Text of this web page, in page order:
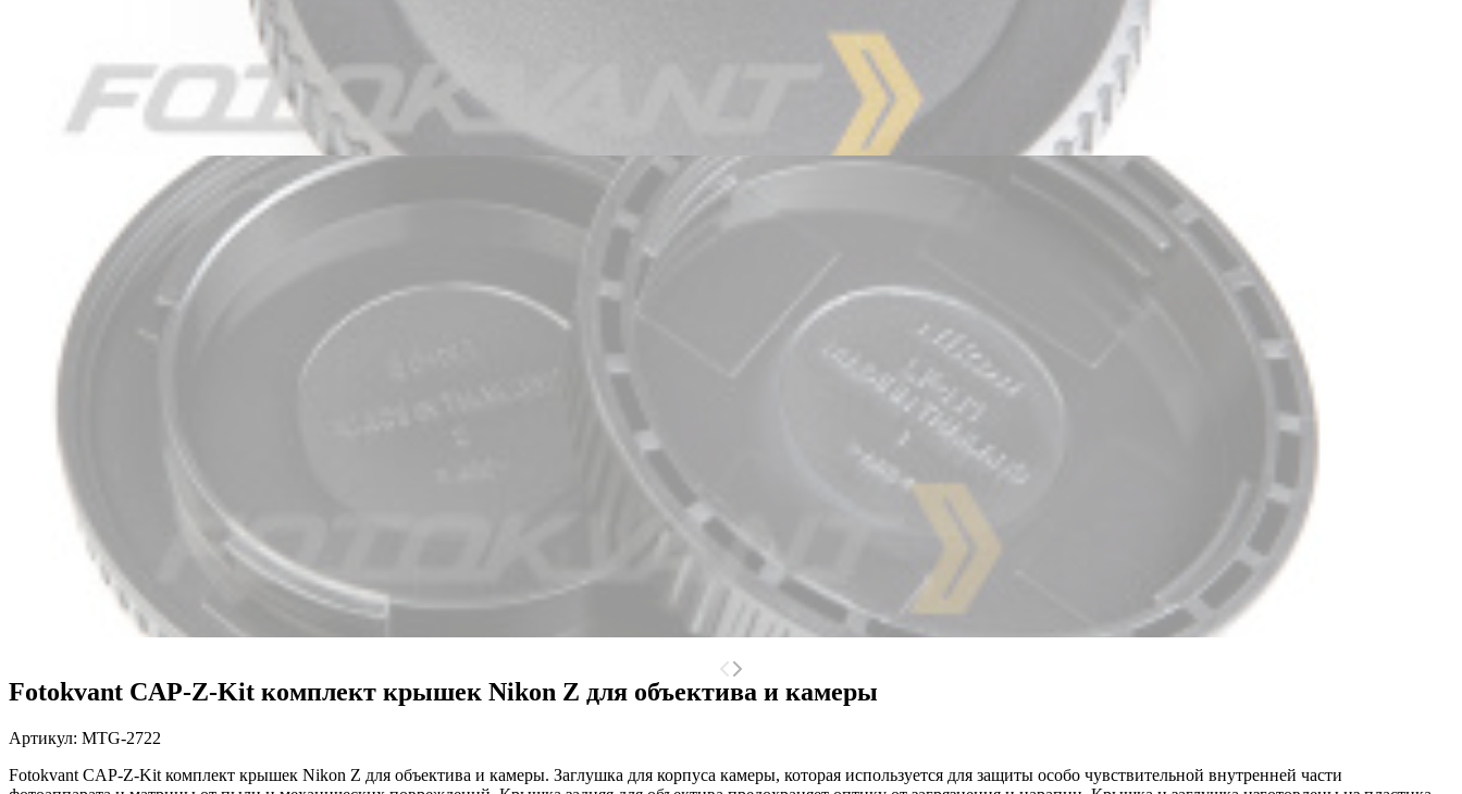
Fotokvant CAP-Z-Kit комплект крышек Nikon Z для объектива и камеры
Артикул: MTG-2722
Fotokvant CAP-Z-Kit комплект крышек Nikon Z для объектива и камеры. Заглушка для корпуса камеры, которая используется для защиты особо чувствительной внутренней части